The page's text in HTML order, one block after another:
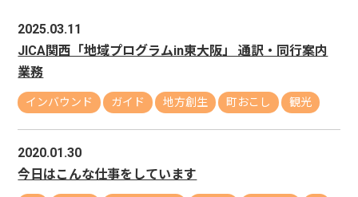
2025.03.11
JICA関西「地域プログラムin東大阪」 通訳・同行案内
業務
インバウンド ガイド 地方創生 町おこし 観光
2020.01.30
今日はこんな仕事をしています